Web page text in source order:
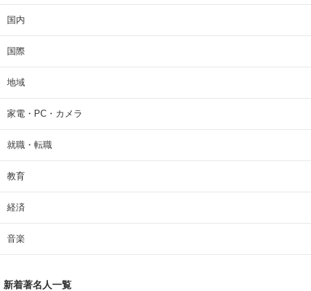
国内
国際
地域
家電・PC・カメラ
就職・転職
教育
経済
音楽
新着著名人一覧